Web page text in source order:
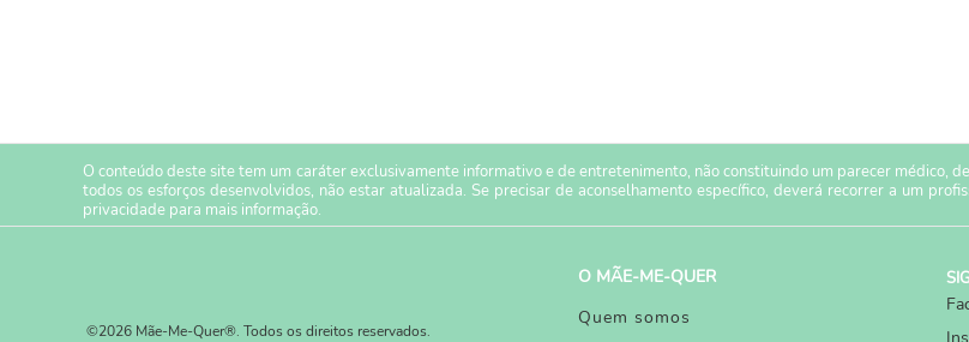
O conteúdo deste site tem um caráter exclusivamente informativo e de entretenimento, não constituindo um parecer médico,
todos os esforços desenvolvidos, não estar atualizada. Se precisar de aconselhamento específico, deverá recorrer a um
privacidade para mais informação.
©2026 Mãe-Me-Quer®. Todos os direitos reservados.
O MÃE-ME-QUER
Quem somos